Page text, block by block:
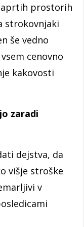
prostorih
strokovnjaki
še vedno
cenovno
kakovosti
zaradi
dejstva, da
višje stroške
v